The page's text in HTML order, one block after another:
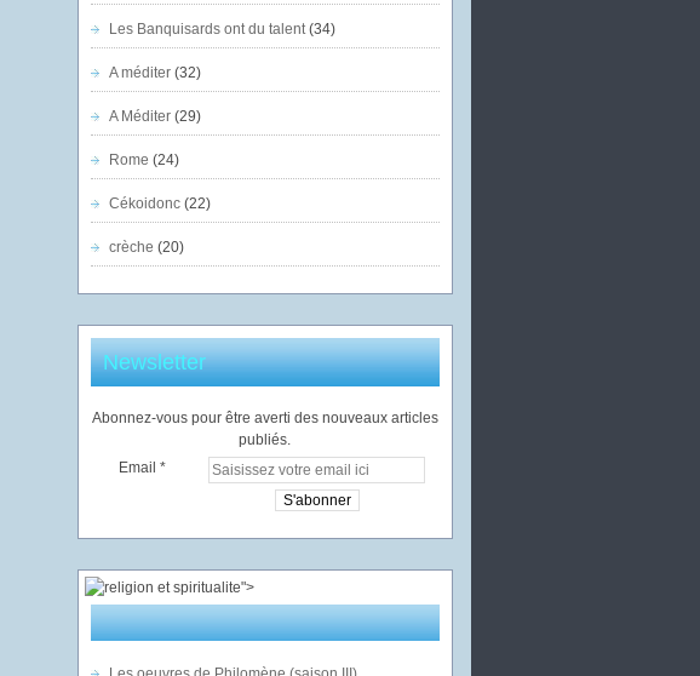
Les Banquisards ont du talent(34)
A méditer(32)
A Méditer(29)
Rome (24)
Cékoidonc(22)
crèche (20)
Newsletter
Abonnez-vous pour être averti des nouveaux articles
publiés.
Email
">